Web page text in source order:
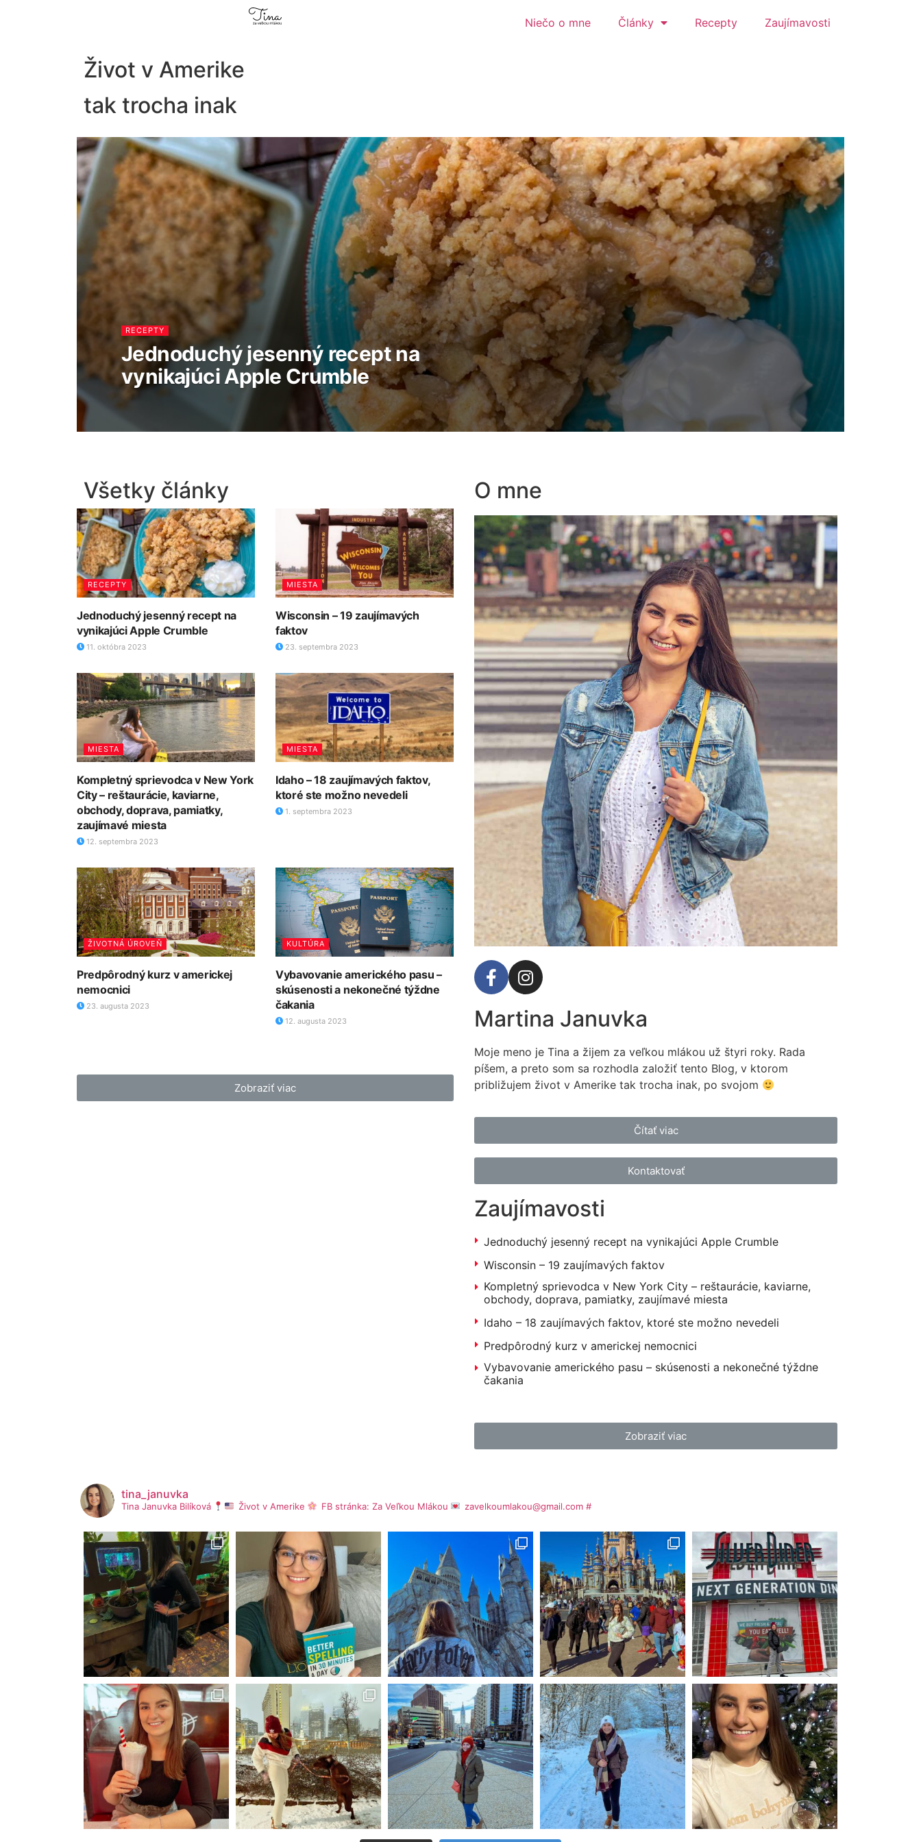
Niečo o mne Články Recepty Zaujímavosti
Život v Amerike
tak trocha inak
RECEPTY
Jednoduchý jesenný recept na
vynikajúci Apple Crumble
Všetky články
RECEPTY
Jednoduchý jesenný recept na
vynikajúci Apple Crumble
11. októbra 2023
MIESTA
Wisconsin – 19 zaujímavých
faktov
23. septembra 2023
MIESTA
Kompletný sprievodca v New York
City – reštaurácie, kaviarne,
obchody, doprava, pamiatky,
zaujímavé miesta
12. septembra 2023
MIESTA
Idaho – 18 zaujímavých faktov,
ktoré ste možno nevedeli
1. septembra 2023
ŽIVOTNÁ ÚROVEŇ
Predpôrodný kurz v americkej
nemocnici
23. augusta 2023
KULTÚRA
Vybavovanie amerického pasu –
skúsenosti a nekonečné týždne
čakania
12. augusta 2023
Zobraziť viac
O mne
Martina Januvka
Moje meno je Tina a žijem za veľkou mlákou už štyri roky. Rada
píšem, a preto som sa rozhodla založiť tento Blog, v ktorom
približujem život v Amerike tak trocha inak, po svojom
Čítať viac
Kontaktovať
Zaujímavosti
Jednoduchý jesenný recept na vynikajúci Apple Crumble
Wisconsin – 19 zaujímavých faktov
Kompletný sprievodca v New York City – reštaurácie, kaviarne,
obchody, doprava, pamiatky, zaujímavé miesta
Idaho – 18 zaujímavých faktov, ktoré ste možno nevedeli
Predpôrodný kurz v americkej nemocnici
Vybavovanie amerického pasu – skúsenosti a nekonečné týždne
čakania
Zobraziť viac
tina_januvka
Tina Januvka Bilíková Život v Amerike FB stránka: Za Veľkou Mlákou zavelkoumlakou@gmail.com #